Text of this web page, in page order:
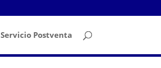
Servicio Postventa